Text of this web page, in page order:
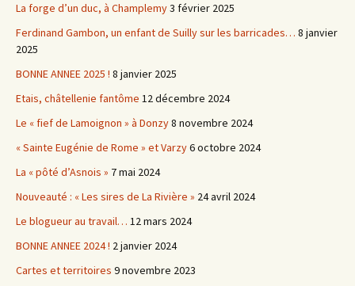
La forge d’un duc, à Champlemy3 février 2025
Ferdinand Gambon, un enfant de Suilly sur les barricades… 8 janvier
2025
BONNE ANNEE 2025 ! 8 janvier 2025
Etais, châtellenie fantôme 12 décembre 2024
Le « fief de Lamoignon » à Donzy8 novembre 2024
« Sainte Eugénie de Rome » et Varzy6 octobre 2024
La « pôté d’Asnois » 7 mai 2024
Nouveauté : « Les sires de La Rivière » 24 avril 2024
Le blogueur au travail… 12 mars 2024
BONNE ANNEE 2024 ! 2 janvier 2024
Cartes et territoires 9 novembre 2023